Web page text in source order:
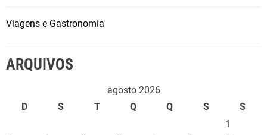
Viagens e Gastronomia
ARQUIVOS
agosto 2026
D
S T Q Q S
S
1